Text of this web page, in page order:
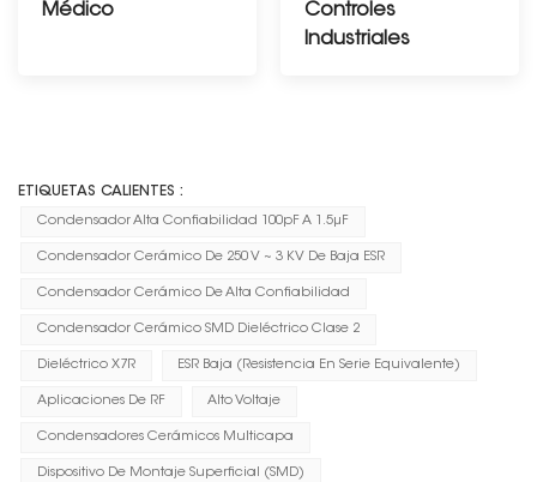
Médico
Controles
Industriales
ETIQUETAS CALIENTES :
Condensador Alta Confiabilidad 100pF A 1.5μF
Condensador Cerámico De 250 V ~ 3 KV De Baja ESR
Condensador Cerámico De Alta Confiabilidad
Condensador Cerámico SMD Dieléctrico Clase 2
Dieléctrico X7R ESR Baja (resistencia En Serie Equivalente)
Aplicaciones De RF Alto Voltaje
Condensadores Cerámicos Multicapa
Dispositivo De Montaje Superficial (SMD)